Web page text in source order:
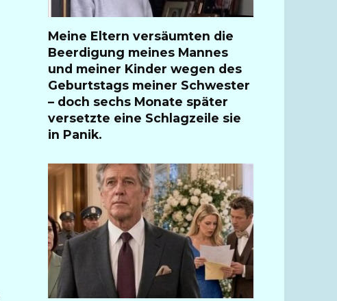
Meine Eltern versäumten die
Beerdigung meines Mannes
und meiner Kinder wegen des
Geburtstags meiner Schwester
– doch sechs Monate später
versetzte eine Schlagzeile sie
in Panik.